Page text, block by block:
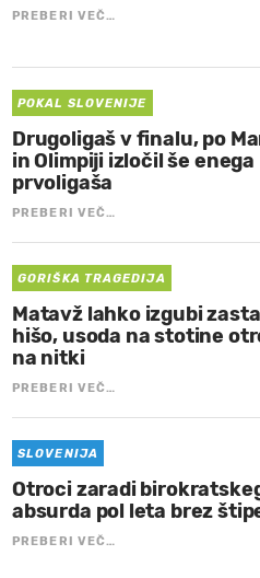
PREBERI VEČ…
POKAL SLOVENIJE
Drugoligaš v finalu, po
in Olimpiji izločil še enega
prvoligaša
PREBERI VEČ…
GORIŠKA TRAGEDIJA
Matavž lahko izgubi
hišo, usoda na stotine
na nitki
PREBERI VEČ…
SLOVENIJA
Otroci zaradi
absurda pol leta brez
PREBERI VEČ…